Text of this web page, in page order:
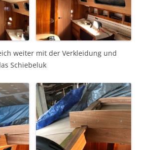
weiter mit der Verkleidung und
Schiebeluk